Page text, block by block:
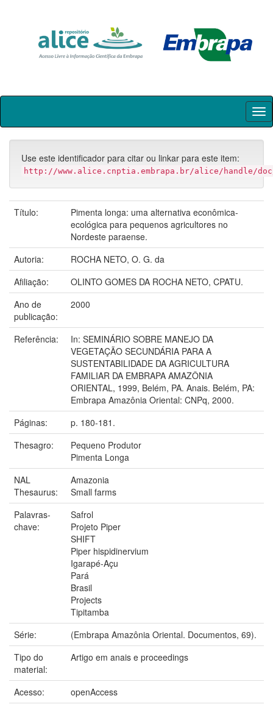
Skip
Use este identificador para citar ou linkar para este item:
http://www.alice.cnptia.embrapa.br/alice/handle/
Título:
Pimenta longa: uma alternativa econômica-
ecológica para pequenos agricultores no
Nordeste paraense.
Autoria:
ROCHA NETO, O. G. da
Afiliação:
OLINTO GOMES DA ROCHA NETO, CPATU.
Ano de
publicação:
2000
Referência:
In: SEMINÁRIO SOBRE MANEJO DA
VEGETAÇÃO SECUNDÁRIA PARA A
SUSTENTABILIDADE DA AGRICULTURA
FAMILIAR DA EMBRAPA AMAZÔNIA
ORIENTAL, 1999, Belém, PA. Anais. Belém, PA:
Embrapa Amazônia Oriental: CNPq, 2000.
Páginas:
p. 180-181.
Thesagro:
Pequeno Produtor
Pimenta Longa
NAL
Thesaurus:
Amazonia
Small farms
Palavras-
chave:
Safrol
Projeto Piper
SHIFT
Piper hispidinervium
Igarapé-Açu
Pará
Brasil
Projects
Tipitamba
Série:
(Embrapa Amazônia Oriental. Documentos, 69).
Tipo do
material:
Artigo em anais e proceedings
Acesso:
openAccess